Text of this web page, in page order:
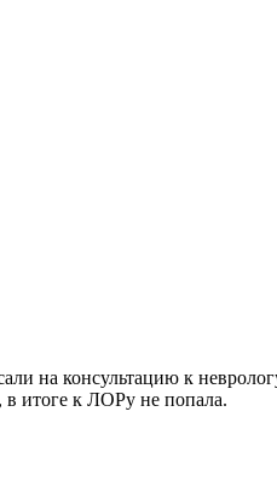
на консультацию к
в итоге к ЛОРу не попала.